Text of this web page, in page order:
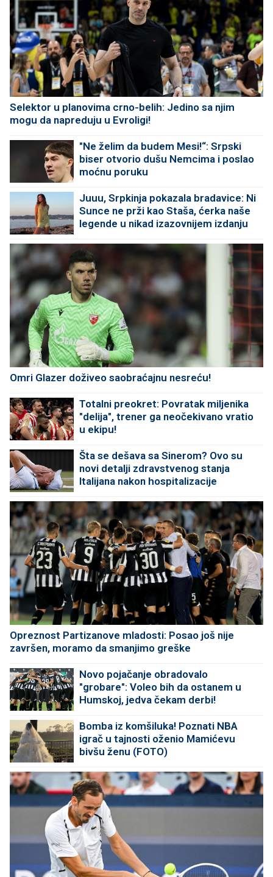
Selektor u planovima crno-belih: Jedino sa njim
mogu da napreduju u Evroligi!
"Ne želim da budem Mesi!“: Srpski
biser otvorio dušu Nemcima i poslao
moćnu poruku
Juuu, Srpkinja pokazala bradavice: Ni
Sunce ne prži kao Staša, ćerka naše
legende u nikad izazovnijem izdanju
Omri Glazer doživeo saobraćajnu nesreću!
Totalni preokret: Povratak miljenika
"delija", trener ga neočekivano vratio
u ekipu!
Šta se dešava sa Sinerom? Ovo su
novi detalji zdravstvenog stanja
Italijana nakon hospitalizacije
Opreznost Partizanove mladosti: Posao još nije
završen, moramo da smanjimo greške
Novo pojačanje obradovalo
"grobare": Voleo bih da ostanem u
Humskoj, jedva čekam derbi!
Bomba iz komšiluka! Poznati NBA
igrač u tajnosti oženio Mamićevu
bivšu ženu (FOTO)